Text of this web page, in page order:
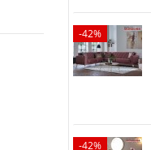
-42%
-42%